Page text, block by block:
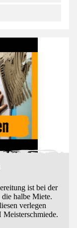
ist bei der
halbe Miete.
verlegen